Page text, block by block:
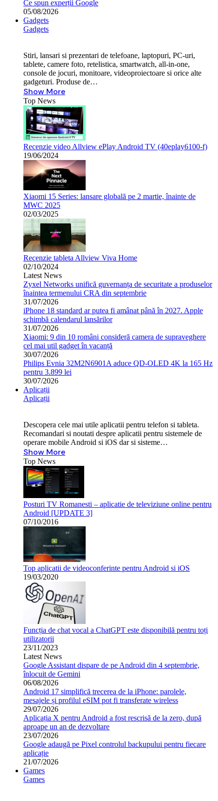
Ce spun experții Google
05/08/2026
Gadgets
Gadgets
Stiri, lansari si prezentari de telefoane, laptopuri, PC-uri,
tablete, camere foto, retelistica, smartwatch, all-in-one,
console de jocuri, monitoare, videoproiectoare si orice alte
gadgeturi. Produse de…
Show More
Top News
Recenzie video Allview ePlay Android TV (40eplay6100-f)
19/06/2024
Xiaomi 15 Series: lansare globală pe 2 martie, înainte de
MWC 2025
02/03/2025
Recenzie tableta Allview Viva Home
02/10/2024
Latest News
Zyxel Networks unifică guvernanța de securitate a produselor
înaintea termenului CRA din septembrie
31/07/2026
iPhone 18 standard ar putea fi amânat până în 2027. Apple
schimbă calendarul lansărilor
31/07/2026
Xiaomi: 9 din 10 români consideră camera de supraveghere
cel mai util gadget în vacanță
30/07/2026
Philips Evnia 32M2N6901A aduce QD-OLED 4K la 165 Hz
pentru 3.899 lei
30/07/2026
Aplicații
Aplicații
Descopera cele mai utile aplicatii pentru telefon si tableta.
Recomandari si noutati despre aplicatii pentru sistemele de
operare mobile Android si iOS dar si sisteme…
Show More
Top News
Posturi TV Romanesti – aplicatie de televiziune online pentru
Android [UPDATE 3]
07/10/2016
Top aplicatii de videoconferinte pentru Android si iOS
19/03/2020
Funcția de chat vocal a ChatGPT este disponibilă pentru toți
utilizatorii
23/11/2023
Latest News
Google Assistant dispare de pe Android din 4 septembrie,
înlocuit de Gemini
06/08/2026
Android 17 simplifică trecerea de la iPhone: parolele,
mesajele și profilul eSIM pot fi transferate wireless
29/07/2026
Aplicația X pentru Android a fost rescrisă de la zero, după
aproape un an de dezvoltare
23/07/2026
Google adaugă pe Pixel controlul backupului pentru fiecare
aplicație
21/07/2026
Games
Games